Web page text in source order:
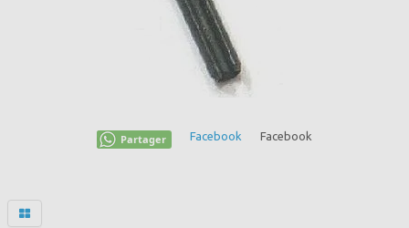
Partager Facebook Facebook